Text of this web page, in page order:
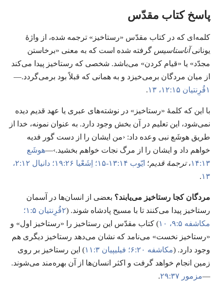
پاسخ کتاب مقدّس
کلمه‌ای که در کتاب مقدّس «رستاخیز» ترجمه شده،‏ از واژهٔ
یونانیآناستاسیس گرفته شده است که به معنی «برخاستن
مجدّد» یا «قیام کردن» می‌باشد.‏ شخصی که رستاخیز پیدا می‌کند
از میان مردگان برمی‌خیزد و به همانی که قبلاً بود برمی‌گردد.‏—‏
۱قُرِنتیان ۱۵:‏۱۲،‏ ۱۳
.‏
با این که کلمهٔ «رستاخیز» در نوشته‌های عبری یا عهد قدیم دیده
نمی‌شود،‏ این تعلیم در آن بخش وجود دارد.‏ به عنوان نمونه،‏ خدا از
طریق هوشَع نبی وعده داد:‏ ‹من ایشان را از دست گور فدیه
خواهم داد و ایشان را از مرگ نجات خواهم بخشید.‏›—‏هوشَع
۱۳:‏۱۴
،‏ترجمهٔ قدیم؛‏ ایّوب ۱۴:‏۱۳-‏۱۵؛‏ اِشَعْیا ۲۶:‏۱۹؛‏
دانیال ۱۲:‏۲،‏
۱۳.‏
مردگان کجا رستاخیز می‌یابند؟‏ بعضی از انسان‌ها در آسمان
رستاخیز پیدا می‌کنند تا با مسیح پادشاه شوند.‏ (‏۲قُرِنتیان ۵:‏۱؛‏
مکاشفه ۵:‏۹،‏ ۱۰
)‏ کتاب مقدّس این رستاخیز را «رستاخیز اول» و
«رستاخیز نخست» می‌نامد که نشان می‌دهد رستاخیز دیگری هم
وجود دارد.‏ (‏مکاشفه ۲۰:‏۶؛‏ فیلیپیان ۳:‏۱۱
)‏ این رستاخیز بر روی
زمین انجام خواهد گرفت و اکثر انسان‌ها از آن بهره‌مند می‌شوند.‏
—‏مزمور ۳۷:‏۲۹ .‏